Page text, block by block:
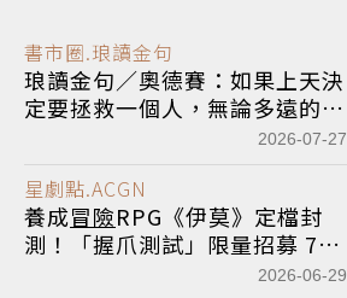
書市圈.琅讀金句
琅讀金句／奧德賽：如果上天決
定要拯救一個人，無論多遠的距
2026-07-27
星劇點.ACGN
養成冒險RPG《伊莫》定檔封
測！「握爪測試」限量招募 7/9
2026-06-29